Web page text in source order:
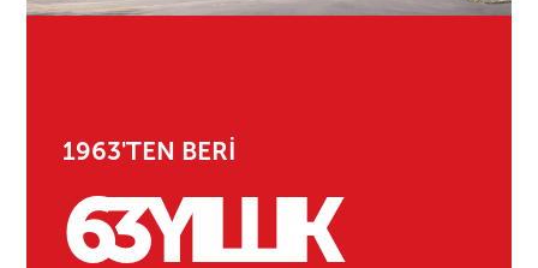
1963'TEN BERİ
63 YILLIK